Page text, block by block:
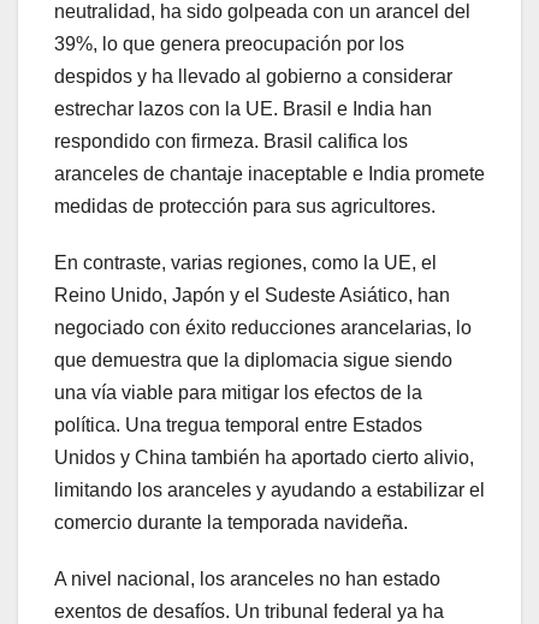
neutralidad, ha sido golpeada con un arancel del
39%, lo que genera preocupación por los
despidos y ha llevado al gobierno a considerar
estrechar lazos con la UE. Brasil e India han
respondido con firmeza. Brasil califica los
aranceles de chantaje inaceptable e India promete
medidas de protección para sus agricultores.
En contraste, varias regiones, como la UE, el
Reino Unido, Japón y el Sudeste Asiático, han
negociado con éxito reducciones arancelarias, lo
que demuestra que la diplomacia sigue siendo
una vía viable para mitigar los efectos de la
política. Una tregua temporal entre Estados
Unidos y China también ha aportado cierto alivio,
limitando los aranceles y ayudando a estabilizar el
comercio durante la temporada navideña.
A nivel nacional, los aranceles no han estado
exentos de desafíos. Un tribunal federal ya ha